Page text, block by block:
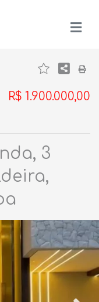
R$ 1.900.000,00
3